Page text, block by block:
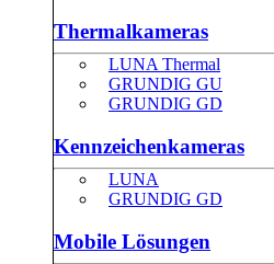
Thermalkameras
LUNA Thermal
GRUNDIG GU
GRUNDIG GD
Kennzeichenkameras
LUNA
GRUNDIG GD
Mobile Lösungen